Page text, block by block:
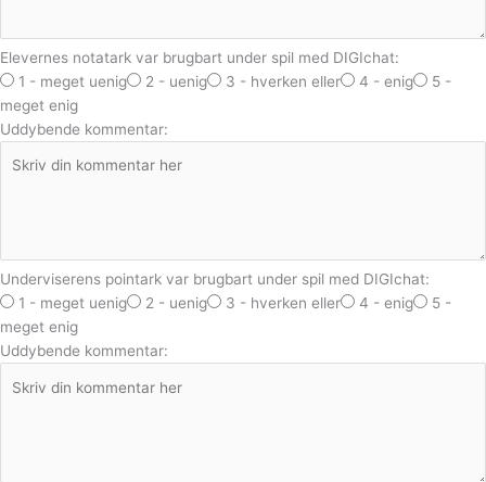
Elevernes notatark var brugbart under spil med DIGIchat:
1 - meget uenig
2 - uenig 3 - hverken eller 4 - enig
5 -
meget enig
Uddybende kommentar:
Underviserens pointark var brugbart under spil med DIGIchat:
1 - meget uenig
2 - uenig 3 - hverken eller 4 - enig
5 -
meget enig
Uddybende kommentar: